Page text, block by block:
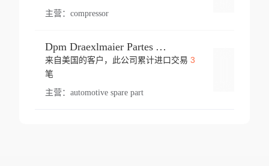
主营： compressor
Dpm Draexlmaier Partes Automotrices Corr Ind Huejotzingo
来自美国的客户，此公司累计进口交易 3
笔
主营： automotive spare part